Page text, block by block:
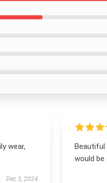
wear,
Dec 3, 2024
Beautiful
would be